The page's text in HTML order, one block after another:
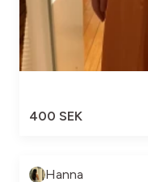
400 SEK
Hanna